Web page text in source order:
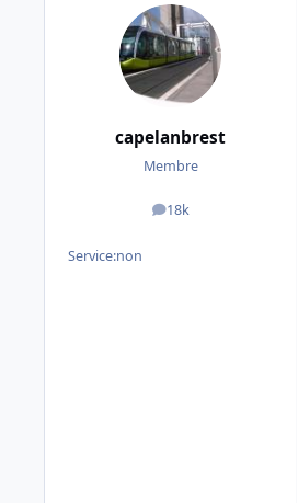
capelanbrest
Membre
18k
messages
Service:non